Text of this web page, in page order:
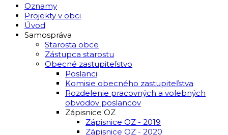
Oznamy
Projekty v obci
Úvod
Samospráva
Starosta obce
Zástupca starostu
Obecné zastupiteľstvo
Poslanci
Komisie obecného zastupiteľstva
Rozdelenie pracovných a volebných
obvodov poslancov
Zápisnice OZ
Zápisnice OZ - 2019
Zápisnice OZ - 2020